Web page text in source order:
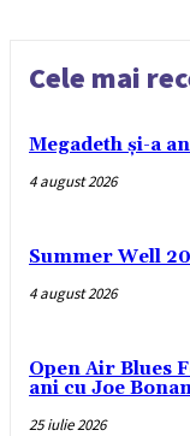
Cele mai
Megadeth și-a
4 august 2026
Summer Well
4 august 2026
Open Air Blues
ani cu Joe
25 iulie 2026